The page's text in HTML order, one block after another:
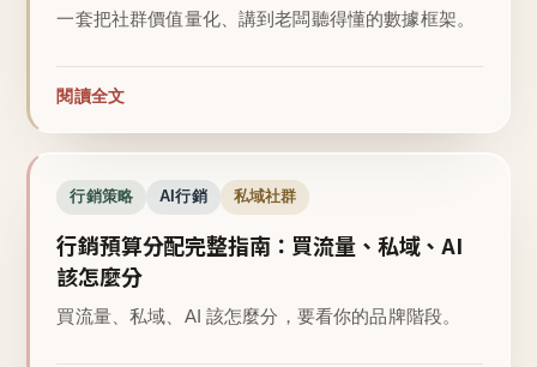
一套把社群價值量化、講到老闆聽得懂的數據框架。
閱讀全文
行銷策略 AI行銷 私域社群
行銷預算分配完整指南：買流量、私域、AI
該怎麼分
買流量、私域、AI 該怎麼分，要看你的品牌階段。